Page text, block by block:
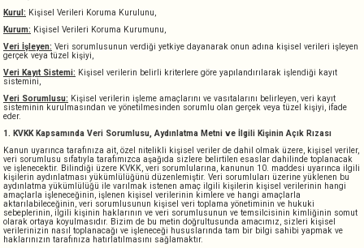
Kurul: Kişisel Verileri Koruma Kurulunu,
Kurum: Kişisel Verileri Koruma Kurumunu,
Veri İşleyen: Veri sorumlusunun verdiği yetkiye dayanarak onun adına kişisel verileri işleyen
gerçek veya tüzel kişiyi,
Veri Kayıt Sistemi: Kişisel verilerin belirli kriterlere göre yapılandırılarak işlendiği kayıt
sistemini,
Veri Sorumlusu: Kişisel verilerin işleme amaçlarını ve vasıtalarını belirleyen, veri kayıt
sisteminin kurulmasından ve yönetilmesinden sorumlu olan gerçek veya tüzel kişiyi, ifade
eder.
1. KVKK Kapsamında Veri Sorumlusu, Aydınlatma Metni ve İlgili Kişinin Açık Rızası
Kanun uyarınca tarafınıza ait, özel nitelikli kişisel veriler de dahil olmak üzere, kişisel veriler,
veri sorumlusu sıfatıyla tarafımızca aşağıda sizlere belirtilen esaslar dahilinde toplanacak
ve işlenecektir. Bilindiği üzere KVKK, veri sorumlularına, kanunun 10. maddesi uyarınca ilgili
kişilerin aydınlatması yükümlülüğünü düzenlemiştir. Veri sorumluları üzerine yüklenen bu
aydınlatma yükümlülüğü ile varılmak istenen amaç ilgili kişilerin kişisel verilerinin hangi
amaçlarla işleneceğinin, işlenen kişisel verilerinin kimlere ve hangi amaçlarla
aktarılabileceğinin, veri sorumlusunun kişisel veri toplama yönetiminin ve hukuki
sebeplerinin, ilgili kişinin haklarının ve veri sorumlusunun ve temsilcisinin kimliğinin somut
olarak ortaya koyulmasıdır. Bizim de bu metin doğrultusunda amacımız, sizleri kişisel
verilerinizin nasıl toplanacağı ve işleneceği hususlarında tam bir bilgi sahibi yapmak ve
haklarınızın tarafınıza hatırlatılmasını sağlamaktır.